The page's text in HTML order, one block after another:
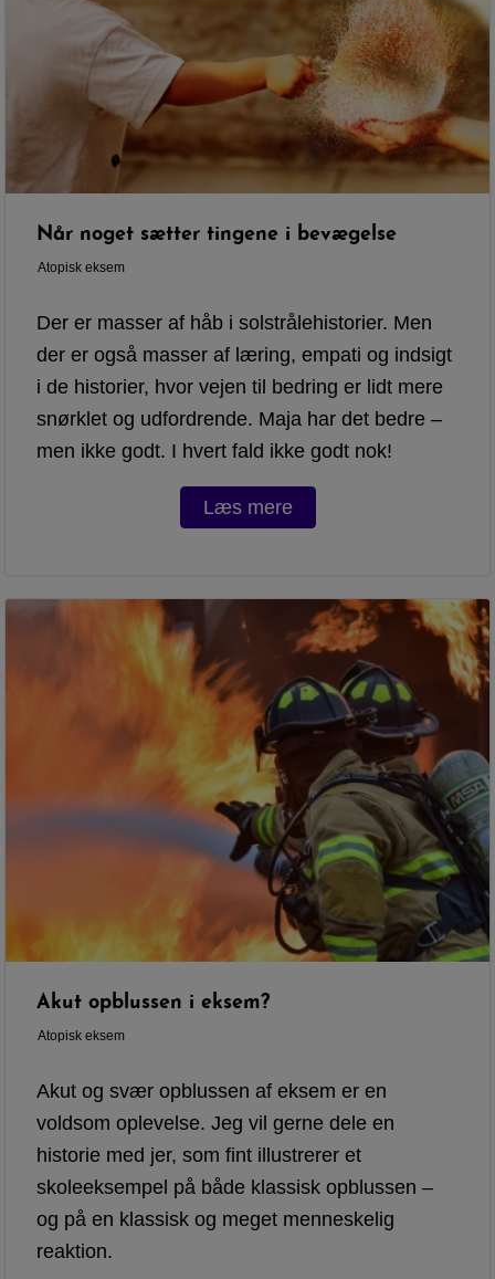
Når noget sætter tingene i bevægelse
Atopisk eksem
Der er masser af håb i solstrålehistorier. Men
der er også masser af læring, empati og indsigt
i de historier, hvor vejen til bedring er lidt mere
snørklet og udfordrende. Maja har det bedre –
men ikke godt. I hvert fald ikke godt nok!
Læs mere
Akut opblussen i eksem?
Atopisk eksem
Akut og svær opblussen af eksem er en
voldsom oplevelse. Jeg vil gerne dele en
historie med jer, som fint illustrerer et
skoleeksempel på både klassisk opblussen –
og på en klassisk og meget menneskelig
reaktion.